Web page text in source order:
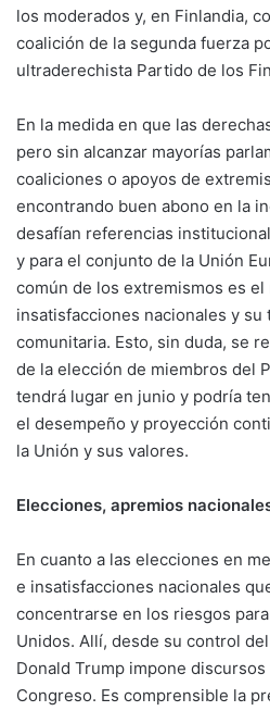
los moderados y, en Finlandia,
coalición de la segunda fuerza
ultraderechista Partido de los
En la medida en que las
pero sin alcanzar mayorías
coaliciones o apoyos de
encontrando buen abono en la
desafían referencias
y para el conjunto de la Unión
común de los extremismos es
insatisfacciones nacionales y su
comunitaria. Esto, sin duda, se
de la elección de miembros del
tendrá lugar en junio y podría
el desempeño y proyección
la Unión y sus valores.
Elecciones, apremios
En cuanto a las elecciones en
e insatisfacciones nacionales
concentrarse en los riesgos
Unidos. Allí, desde su control
Donald Trump impone
Congreso. Es comprensible la